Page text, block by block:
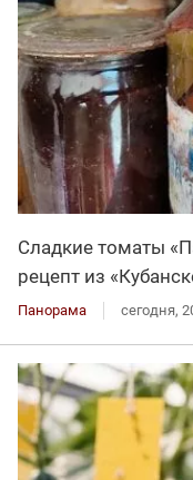
Сладкие томаты
рецепт из
Панорама сегодня,